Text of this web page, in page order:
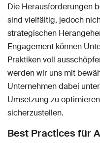
Die Herausforderungen
sind vielfältig, jedoch
strategischen
Engagement können
Praktiken voll
werden wir uns mit
Unternehmen dabei
Umsetzung zu
sicherzustellen.
Best Practices für